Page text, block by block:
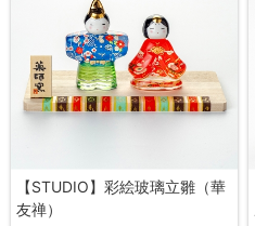
【STUDIO】彩絵玻璃立雛（華
友禅）